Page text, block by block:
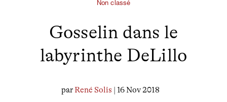
Non classé
Gosselin dans le
labyrinthe DeLillo
parRené Solis | 16 Nov 2018